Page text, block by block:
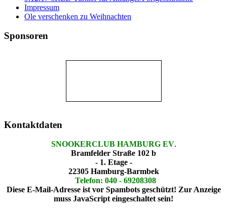
Impressum
Ole verschenken zu Weihnachten
Sponsoren
Kontaktdaten
SNOOKERCLUB HAMBURG EV.
Bramfelder Straße 102 b
- 1. Etage -
22305 Hamburg-Barmbek
Telefon: 040 - 69208308
Diese E-Mail-Adresse ist vor Spambots geschützt! Zur Anzeige
muss JavaScript eingeschaltet sein!